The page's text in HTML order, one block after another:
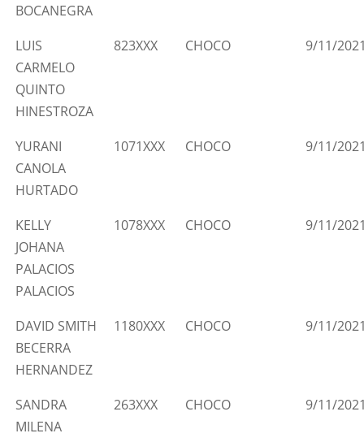
BOCANEGRA
LUIS
CARMELO
QUINTO
HINESTROZA
823XXX CHOCO 9/11/
YURANI
CANOLA
HURTADO
1071XXX CHOCO 9/11/
KELLY
JOHANA
PALACIOS
PALACIOS
1078XXX CHOCO 9/11/
DAVID SMITH
BECERRA
HERNANDEZ
1180XXX CHOCO 9/11/
SANDRA
MILENA
263XXX CHOCO 9/11/